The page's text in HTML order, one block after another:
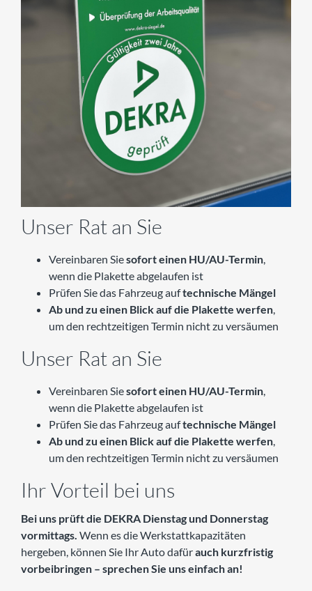
Unser Rat an Sie
Vereinbaren Siesofort einen HU/AU-Termin,
wenn die Plakette abgelaufen ist
Prüfen Sie das Fahrzeug auftechnische Mängel
Ab und zu einen Blick auf die Plakette werfen,
um den rechtzeitigen Termin nicht zu versäumen
Unser Rat an Sie
Vereinbaren Siesofort einen HU/AU-Termin,
wenn die Plakette abgelaufen ist
Prüfen Sie das Fahrzeug auftechnische Mängel
Ab und zu einen Blick auf die Plakette werfen,
um den rechtzeitigen Termin nicht zu versäumen
Ihr Vorteil bei uns
Bei uns prüft die DEKRA Dienstag und Donnerstag
vormittags. Wenn es die Werkstattkapazitäten
hergeben, können Sie Ihr Auto dafürauch kurzfristig
vorbeibringen – sprechen Sie uns einfach an!